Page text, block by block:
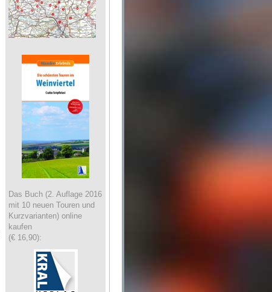
Das Buch (2. Auflage 2016
mit 10 neuen Touren und
Kurzvarianten) online
kaufen
(€ 16,90):